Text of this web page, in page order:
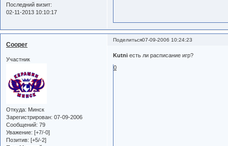
Последний визит:
02-11-2013 10:10:17
Поделиться07-09-2006 10:24:23
Cooper
Участник
Откуда: Минск
Зарегистрирован: 07-09-2006
Сообщений: 79
Уважение: [+7/-0]
Позитив: [+5/-2]
Kutni есть ли расписание игр?
0